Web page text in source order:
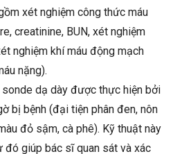
xét nghiệm công thức máu
creatinine, BUN, xét nghiệm
nghiệm khí máu động mạch
nặng).
dạ dày được thực hiện bởi
bị bệnh (đại tiện phân đen, nôn
đỏ sậm, cà phê). Kỹ thuật này
đó giúp bác sĩ quan sát và xác